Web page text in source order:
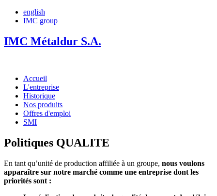
english
IMC group
IMC Métaldur S.A.
Accueil
L'entreprise
Historique
Nos produits
Offres d'emploi
SMI
Politiques QUALITE
En tant qu’unité de production affiliée à un groupe, nous voulons
apparaître sur notre marché comme une entreprise dont les
priorités sont :